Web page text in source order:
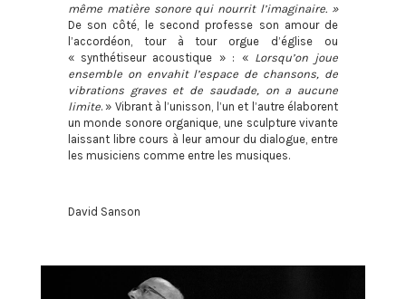
même matière sonore qui nourrit l’imaginaire. »
De son côté, le second professe son amour de
l’accordéon, tour à tour orgue d’église ou
« synthétiseur acoustique » : « Lorsqu’on joue
ensemble on envahit l’espace de chansons, de
vibrations graves et de saudade, on a aucune
limite. » Vibrant à l’unisson, l’un et l’autre élaborent
un monde sonore organique, une sculpture vivante
laissant libre cours à leur amour du dialogue, entre
les musiciens comme entre les musiques.
David Sanson